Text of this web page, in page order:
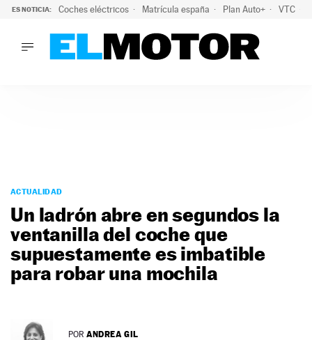
ES NOTICIA: Coches eléctricos Matrícula españa Plan Auto+ VTC
PODCAST
MOTOS
TECNOLOGÍA
MOTORTV
PREMIOS
NEWSLETTER
ACTUALIDAD
Un ladrón abre en segundos la
ventanilla del coche que
supuestamente es imbatible
para robar una mochila
POR ANDREA GIL